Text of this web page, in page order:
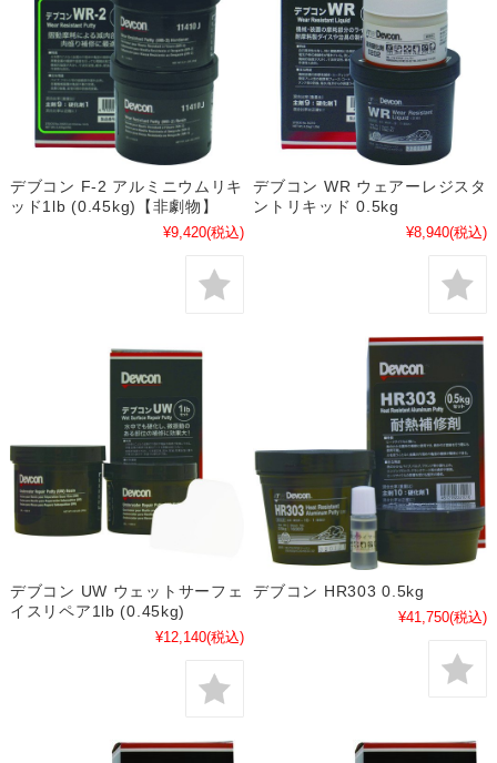
デブコン F-2 アルミニウムリキ
ッド1lb (0.45kg)【非劇物】
¥9,420(税込)
デブコン WR ウェアーレジスタ
ントリキッド 0.5kg
¥8,940(税込)
デブコン UW ウェットサーフェ
イスリペア1lb (0.45kg)
¥12,140(税込)
デブコン HR303 0.5kg
¥41,750(税込)